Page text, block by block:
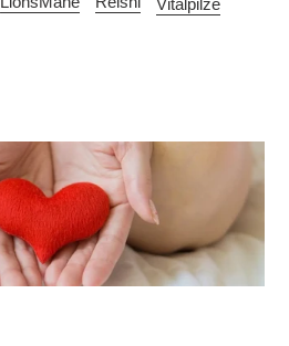
Vitalpilze